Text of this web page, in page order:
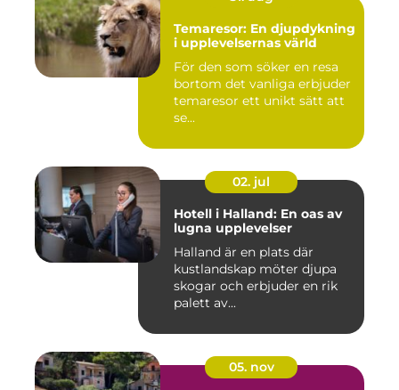
Temaresor: En djupdykning
i upplevelsernas värld
För den som söker en resa
bortom det vanliga erbjuder
temaresor ett unikt sätt att
se...
02. jul
Hotell i Halland: En oas av
lugna upplevelser
Halland är en plats där
kustlandskap möter djupa
skogar och erbjuder en rik
palett av...
05. nov